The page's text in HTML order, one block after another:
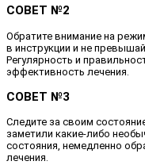
СОВЕТ №2
Обратите внимание на
в инструкции и не
Регулярность и
эффективность лечения.
СОВЕТ №3
Следите за своим
заметили какие-либо
состояния, немедленно
лечения.